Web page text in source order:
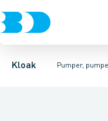
Kloak Pumper,
Rør & fittingsBrønde
Pumpebrønde til gråt
Ø400 mm Ø425 mm